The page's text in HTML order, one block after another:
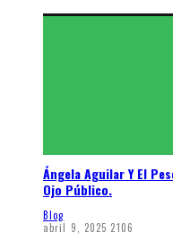
Ángela Aguilar Y El
Ojo Público.
Blog
abril 9, 2025 2106